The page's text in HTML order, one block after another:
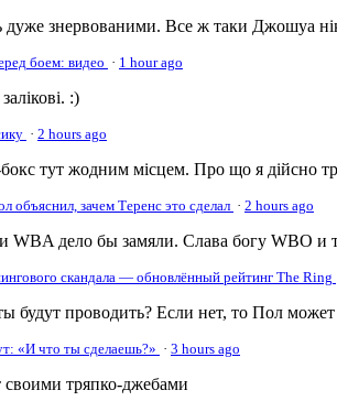
дуже знервованими. Все ж таки Джошуа
боем: видео · 1 hour ago
:)
· 2 hours ago
тут жодним місцем. Про що я дійсно
зачем Теренс это сделал · 2 hours ago
WBA дело бы замяли. Слава богу WBO и
скандала — обновлённый рейтинг The Ring
будут проводить? Если нет, то Пол
«И что ты сделаешь?» · 3 hours ago
тряпко-джебами